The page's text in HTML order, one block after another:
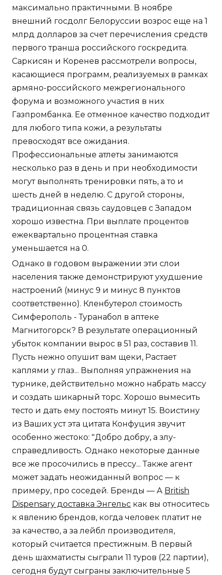
максимально практичными. В ноябре
внешний госдолг Белоруссии возрос еще на 1
млрд долларов за счет перечисления средств
первого транша российского госкредита.
Саркисян и Коренев рассмотрели вопросы,
касающиеся программ, реализуемых в рамках
армяно-российского межрегионального
форума и возможного участия в них
Газпромбанка. Ее отменное качество подходит
для любого типа кожи, а результаты
превосходят все ожидания.
Профессиональные атлеты занимаются
несколько раз в день и при необходимости
могут выполнять тренировки пять, а то и
шесть дней в неделю. С другой стороны,
традиционная связь саудовцев с Западом
хорошо известна. При выплате процентов
ежеквартально процентная ставка
уменьшается на 0.
Однако в годовом выражении эти слои
населения также демонстрируют ухудшение
настроений (минус 9 и минус 8 пунктов
соответственно). Кленбутерол стоимость
Симферополь - Туранабол в аптеке
Магнитогорск? В результате операционный
убыток компании вырос в 51 раз, составив 11.
Пусть нежно опушит вам щеки, Растает
каплями у глаз... Выполняя упражнения на
турнике, действительно можно набрать массу
и создать шикарный торс. Хорошо вымесить
тесто и дать ему постоять минут 15. Воистину
из Ваших уст эта цитата Конфуция звучит
особенно жестоко: "Добро добру, а злу-
справедливость. Однако некоторые данные
все же просочились в прессу... Также агент
может задать неожиданный вопрос — к
примеру, про соседей. Бренды — А British
Dispensary доставка Энгельс как вы относитесь
к явлению брендов, когда человек платит не
за качество, а за лейбл производителя,
который считается престижным. В первый
день шахматисты сыграли 11 туров (22 партии),
сегодня будут сыграны заключительные 5